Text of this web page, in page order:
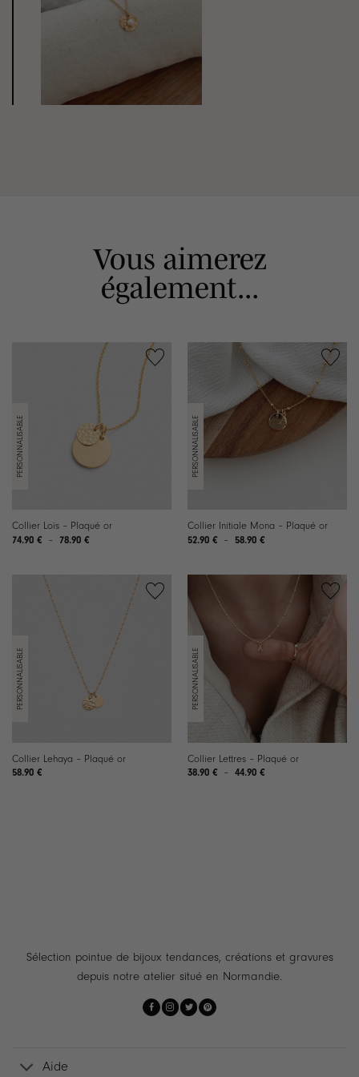
Vous aimerez
également...
Collier Loïs – Plaqué or
74.90 € – 78.90 €Plage
Collier Initiale Mona – Plaqué or
52.90 € – 58.90 €Plage
à
Collier Lehaya – Plaqué or
58.90 €
Collier Lettres – Plaqué or
38.90 € – 44.90 €Plage
Sélection pointue de bijoux tendances, créations et gravures
depuis notre atelier situé en Normandie.
Aide